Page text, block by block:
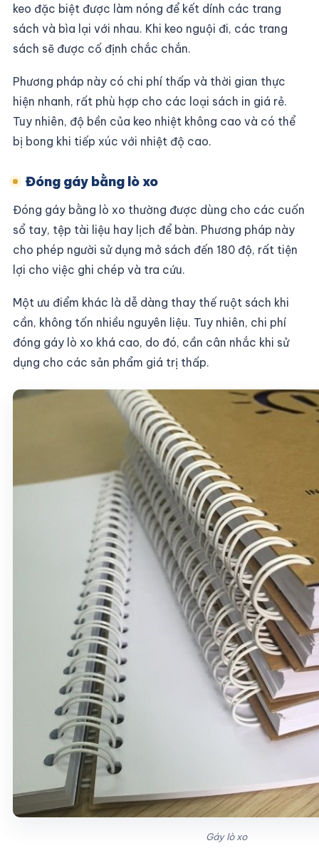
keo đặc biệt được làm nóng để kết dính các trang
sách và bìa lại với nhau. Khi keo nguội đi, các trang
sách sẽ được cố định chắc chắn.
Phương pháp này có chi phí thấp và thời gian thực
hiện nhanh, rất phù hợp cho các loại sách in giá rẻ.
Tuy nhiên, độ bền của keo nhiệt không cao và có thể
bị bong khi tiếp xúc với nhiệt độ cao.
Đóng gáy bằng lò xo
Đóng gáy bằng lò xo thường được dùng cho các cuốn
sổ tay, tệp tài liệu hay lịch để bàn. Phương pháp này
cho phép người sử dụng mở sách đến 180 độ, rất tiện
lợi cho việc ghi chép và tra cứu.
Một ưu điểm khác là dễ dàng thay thế ruột sách khi
cần, không tốn nhiều nguyên liệu. Tuy nhiên, chi phí
đóng gáy lò xo khá cao, do đó, cần cân nhắc khi sử
dụng cho các sản phẩm giá trị thấp.
Gáy lò xo